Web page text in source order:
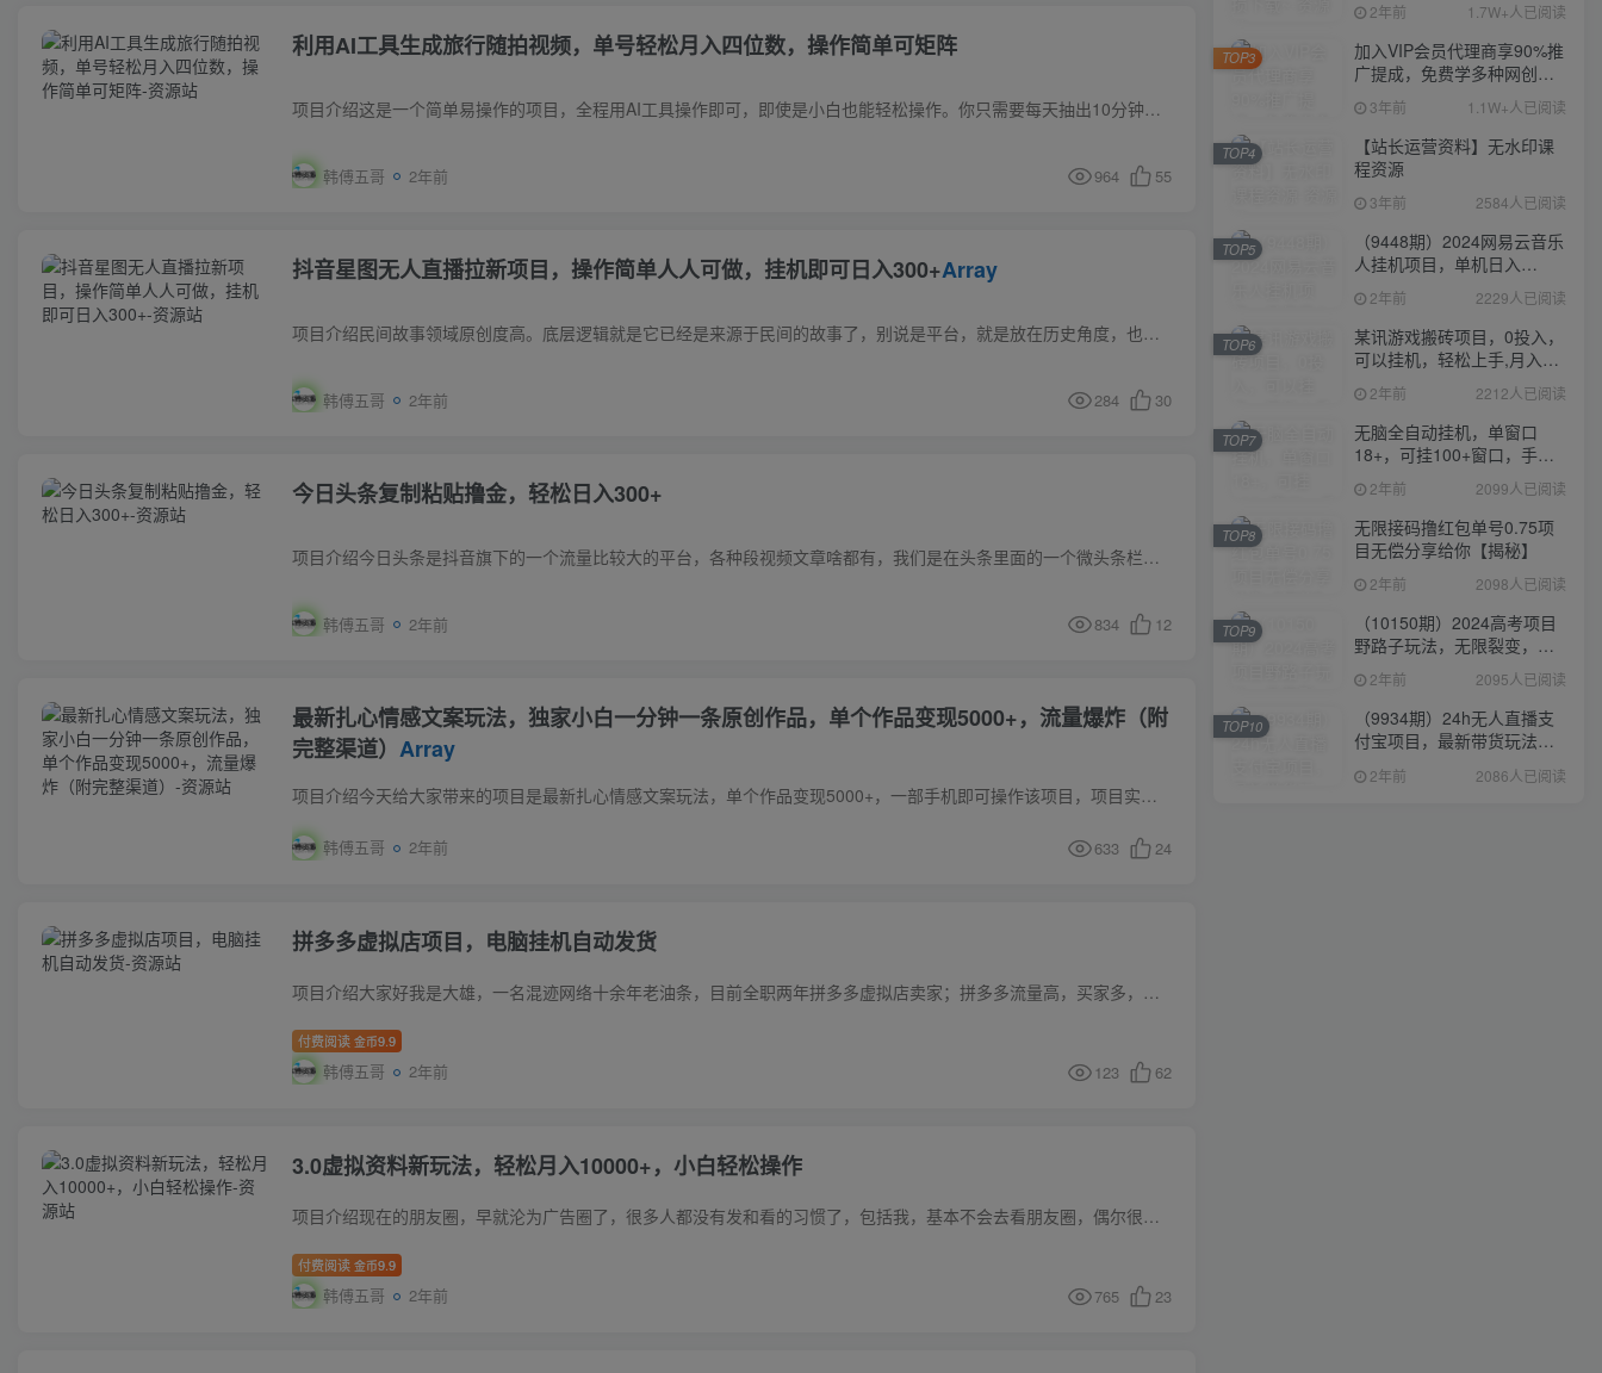
利用AI工具生成旅行随拍视频，单号轻松月入四位数，操作简单可矩阵
项目介绍这是一个简单易操作的项目，全程用AI工具操作即可，即使是小白也能轻松操作。你只需要每天抽出10分钟时间制作视频就有机会获得佣金。我们做的项目就是在旅游平台上去发布旅游笔记，现在...
韩傅五哥 2年前 964 55
抖音星图无人直播拉新项目，操作简单人人可做，挂机即可日入300+Array
项目介绍民间故事领域原创度高。底层逻辑就是它已经是来源于民间的故事了，别说是平台，就是放在历史角度，也很难判定它的作者是谁，谁创作的。所以平台对其原创的判定原则大概率或者说只能从谁...
韩傅五哥 2年前 284 30
今日头条复制粘贴撸金，轻松日入300+
项目介绍今日头条是抖音旗下的一个流量比较大的平台，各种段视频文章啥都有，我们是在头条里面的一个微头条栏目里面复制热门标题文案，利用AI软件自动写文章，每天只需要3到5分钟即可，复制粘贴...
韩傅五哥 2年前 834 12
最新扎心情感文案玩法，独家小白一分钟一条原创作品，单个作品变现5000+，流量爆炸（附
完整渠道） Array
项目介绍今天给大家带来的项目是最新扎心情感文案玩法，单个作品变现5000+，一部手机即可操作该项目，项目实操流量单个作品最高破788w播放，引流到私域的粉丝还都不算，项目算是一个长期项目，...
韩傅五哥 2年前 633 24
拼多多虚拟店项目，电脑挂机自动发货
项目介绍大家好我是大雄，一名混迹网络十余年老油条，目前全职两年拼多多虚拟店卖家；拼多多流量高，买家多，很多人想在拼多多开店铺，却被高昂的4W保证金挡在门外，这一套方法可以免4W保证金，...
付费阅读 金币9.9
韩傅五哥 2年前 123 62
3.0虚拟资料新玩法，轻松月入10000+，小白轻松操作
项目介绍现在的朋友圈，早就沦为广告圈了，很多人都没有发和看的习惯了，包括我，基本不会去看朋友圈，偶尔很难得有空闲的时间或者有心情了，会随便翻一下。但实际上这个朋友圈文案，就是针对有...
付费阅读 金币9.9
韩傅五哥 2年前 765 23
2年前 1.7W+人已阅读
加入VIP会员代理商享90%推
广提成，免费学多种网创课
程，菜鸟秒变大神
3年前 1.1W+人已阅读
TOP3
【站长运营资料】无水印课
程资源
3年前 2584人已阅读
TOP4
（9448期）2024网易云音乐
人挂机项目，单机日入
150+，无脑月入5000+
2年前 2229人已阅读
TOP5
某讯游戏搬砖项目，0投入，
可以挂机，轻松上手,月入
3000+上不封顶
2年前 2212人已阅读
TOP6
无脑全自动挂机，单窗口
18+，可挂100+窗口，手机
电脑均可操作
2年前 2099人已阅读
TOP7
无限接码撸红包单号0.75项
目无偿分享给你【揭秘】
2年前 2098人已阅读
TOP8
（10150期）2024高考项目
野路子玩法，无限裂变，最
高一天1W＋！
2年前 2095人已阅读
TOP9
（9934期）24h无人直播支
付宝项目，最新带货玩法，
纯躺赚实测日入500+
2年前 2086人已阅读
TOP10